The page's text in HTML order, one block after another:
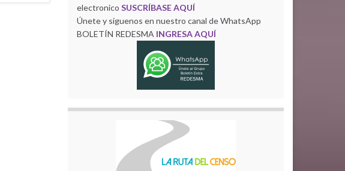
electronico SUSCRÍBASE AQUÍ
Únete y siguenos en nuestro canal de WhatsApp
BOLETÍN REDESMA INGRESA AQUÍ